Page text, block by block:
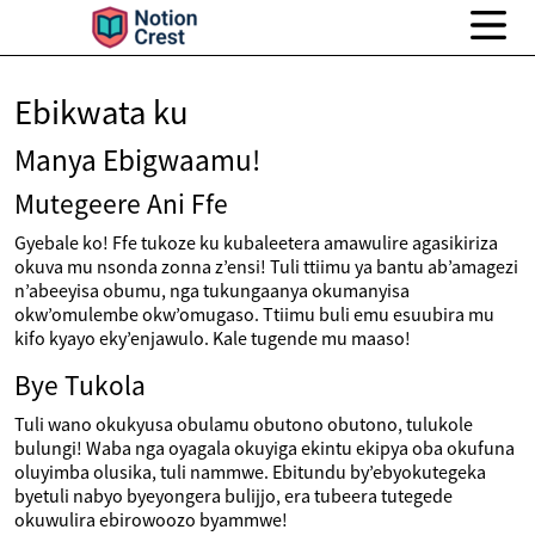
Ebikwata ku
Manya Ebigwaamu!
Mutegeere Ani Ffe
Gyebale ko! Ffe tukoze ku kubaleetera amawulire agasikiriza
okuva mu nsonda zonna z’ensi! Tuli ttiimu ya bantu ab’amagezi
n’abeeyisa obumu, nga tukungaanya okumanyisa
okw’omulembe okw’omugaso. Ttiimu buli emu esuubira mu
kifo kyayo eky’enjawulo. Kale tugende mu maaso!
Bye Tukola
Tuli wano okukyusa obulamu obutono obutono, tulukole
bulungi! Waba nga oyagala okuyiga ekintu ekipya oba okufuna
oluyimba olusika, tuli nammwe. Ebitundu by’ebyokutegeka
byetuli nabyo byeyongera bulijjo, era tubeera tutegede
okuwulira ebirowoozo byammwe!